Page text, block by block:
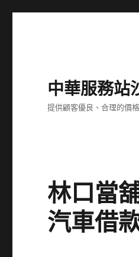
中華服務站
提供顧客優良、合理的價
林口當
汽車借